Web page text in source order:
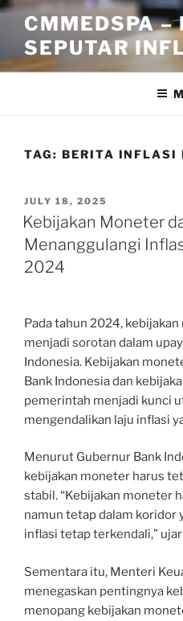
Skip
content
CMMEDSPA –
SEPUTAR
TAG: BERITA INFLASI
POSTED
ON
JULY 18, 2025
Kebijakan Moneter
Menanggulangi
2024
Pada tahun 2024,
menjadi sorotan dalam
Indonesia. Kebijakan
Bank Indonesia dan
pemerintah menjadi kunci
mengendalikan laju inflasi
Menurut Gubernur Bank
kebijakan moneter harus
stabil. “Kebijakan moneter
namun tetap dalam koridor
inflasi tetap terkendali,”
Sementara itu, Menteri
menegaskan pentingnya
menopang kebijakan